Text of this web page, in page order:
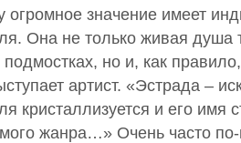
огромное значение имеет
Она не только живая душа
но и, как
артист. «Эстрада –
кристаллизуется и его имя
жанра…» Очень часто